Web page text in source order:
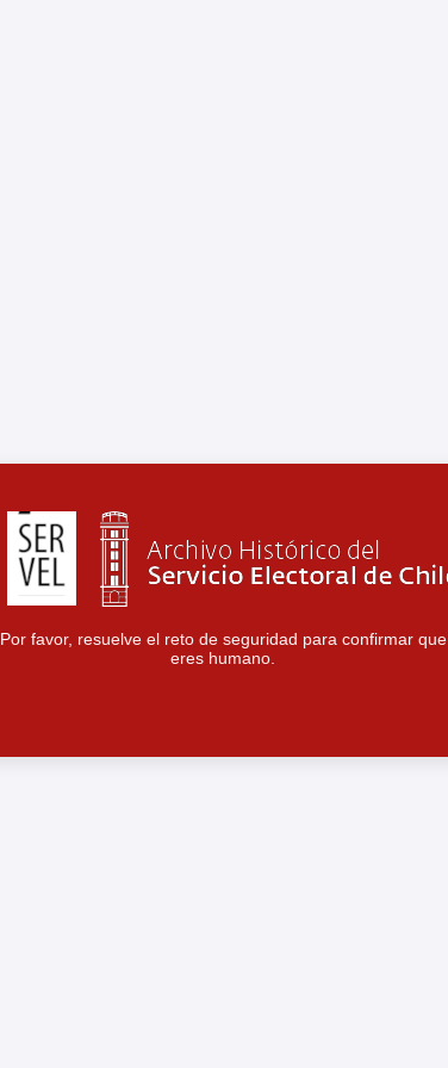
Por favor, resuelve el reto de seguridad para confirmar que
eres humano.